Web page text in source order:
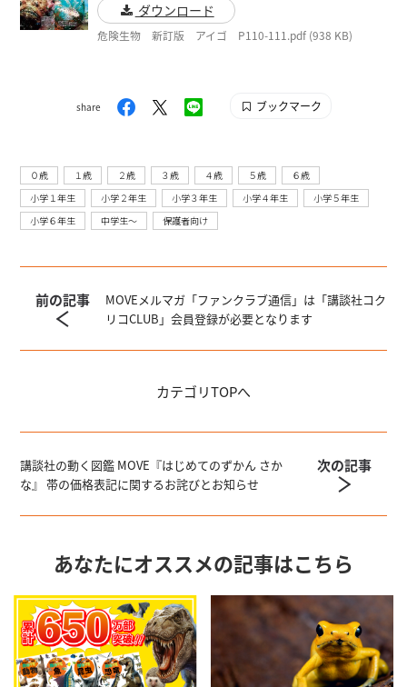
ダウンロード
危険生物 新訂版 アイゴ P110-111.pdf (938 KB)
share ブックマーク
０歳 １歳 ２歳 ３歳 ４歳 ５歳
６歳
小学１年生
小学２年生 小学３年生 小学４年生
小学５年生
小学６年生
中学生〜 保護者向け
前の記事
MOVEメルマガ「ファンクラブ通信」は「講談社コク
リコCLUB」会員登録が必要となります
カテゴリTOPへ
講談社の動く図鑑 MOVE『はじめてのずかん さか
な』 帯の価格表記に関するお詫びとお知らせ
次の記事
あなたにオススメの記事はこちら